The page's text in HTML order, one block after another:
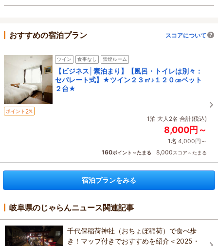
おすすめの宿泊プラン スコアについて
ツイン 食事なし 禁煙ルーム
【ビジネス│素泊まり】【風呂・トイレは別々：
セパレート式】★ツイン２３㎡♪１２０㎝ベット
２台★
ポイント 2%
1泊 大人2名 合計(税込)
8,000円～
1名 4,000円～
160ポイント～たまる 8,000スコア～たまる
宿泊プランをみる
岐阜県のじゃらんニュース関連記事
千代保稲荷神社（おちょぼ稲荷）で食べ歩
き！マップ付きでおすすめを紹介＜2025・